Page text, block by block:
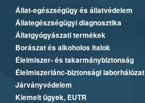
Állat-egészségügy és állatvédelem
Állategészségügyi diagnosztika
Állatgyógyászati termékek
Borászat és alkoholos italok
Élelmiszer- és takarmánybiztonság
Élelmiszerlánc-biztonsági laborhálózat
Járványvédelem
Kiemelt ügyek, EUTR